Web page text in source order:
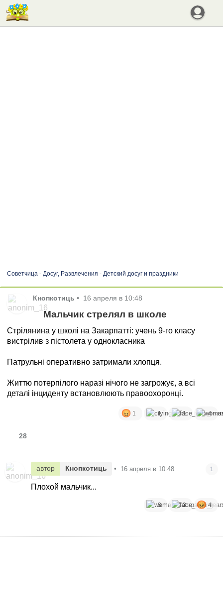
Советчица- Досуг, Развлечения - Детский досуг и праздники
Кнопкотиць • 16 апреля в 10:48
Мальчик стрелял в школе
Стрілянина у школі на Закарпатті: учень 9-го класу
вистрілив з пістолета у однокласника
Патрульні оперативно затримали хлопця.
Життю потерпілого наразі нічого не загрожує, а всі
деталі інциденту встановлюють правоохоронці.
1 1 1 4
28
автор Кнопкотиць • 16 апреля в 10:48 1
Плохой мальчик...
3 3 4